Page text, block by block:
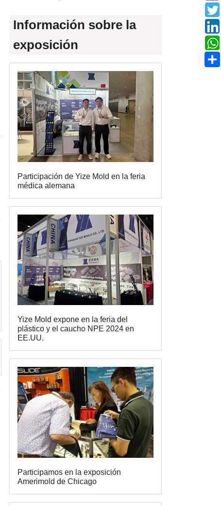
Información sobre la
exposición
Participación de Yize Mold en la feria
médica alemana
Yize Mold expone en la feria del
plástico y el caucho NPE 2024 en
EE.UU.
Participamos en la exposición
Amerimold de Chicago